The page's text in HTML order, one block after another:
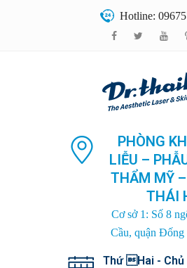
Hotline:
PHÒNG
LIỄU –
THẨM MỸ
THÁI
Cơ sở 1: Số 8
Cầu, quận
Thứ Hai - Chủ